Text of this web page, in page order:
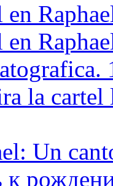
en
en
la
Un
к